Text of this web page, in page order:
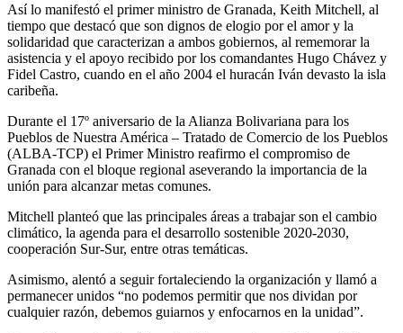
Así lo manifestó el primer ministro de Granada, Keith Mitchell, al
tiempo que destacó que son dignos de elogio por el amor y la
solidaridad que caracterizan a ambos gobiernos, al rememorar la
asistencia y el apoyo recibido por los comandantes Hugo Chávez y
Fidel Castro, cuando en el año 2004 el huracán Iván devasto la isla
caribeña.
Durante el 17º aniversario de la Alianza Bolivariana para los
Pueblos de Nuestra América – Tratado de Comercio de los Pueblos
(ALBA-TCP) el Primer Ministro reafirmo el compromiso de
Granada con el bloque regional aseverando la importancia de la
unión para alcanzar metas comunes.
Mitchell planteó que las principales áreas a trabajar son el cambio
climático, la agenda para el desarrollo sostenible 2020-2030,
cooperación Sur-Sur, entre otras temáticas.
Asimismo, alentó a seguir fortaleciendo la organización y llamó a
permanecer unidos “no podemos permitir que nos dividan por
cualquier razón, debemos guiarnos y enfocarnos en la unidad”.